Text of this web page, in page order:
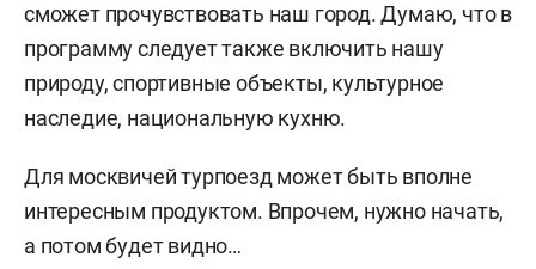
сможет прочувствовать наш город. Думаю, что в
программу следует также включить нашу
природу, спортивные объекты, культурное
наследие, национальную кухню.
Для москвичей турпоезд может быть вполне
интересным продуктом. Впрочем, нужно начать,
а потом будет видно…